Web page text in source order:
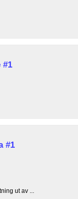
#1
#1
ut av ...